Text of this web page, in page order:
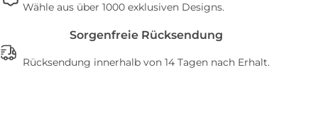
Wähle aus über 1000 exklusiven Designs.
Sorgenfreie Rücksendung
Rücksendung innerhalb von 14 Tagen nach Erhalt.